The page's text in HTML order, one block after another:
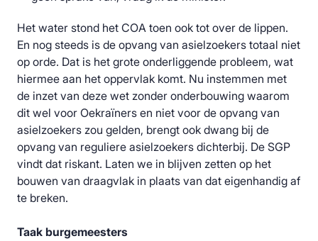
Het water stond het COA toen ook tot over de lippen.
En nog steeds is de opvang van asielzoekers totaal niet
op orde. Dat is het grote onderliggende probleem, wat
hiermee aan het oppervlak komt. Nu instemmen met
de inzet van deze wet zonder onderbouwing waarom
dit wel voor Oekraïners en niet voor de opvang van
asielzoekers zou gelden, brengt ook dwang bij de
opvang van reguliere asielzoekers dichterbij. De SGP
vindt dat riskant. Laten we in blijven zetten op het
bouwen van draagvlak in plaats van dat eigenhandig af
te breken.
Taak burgemeesters